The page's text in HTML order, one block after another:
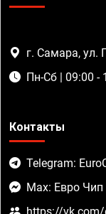
г. Самара, ул.
Пн-Сб | 09:00 -
Контакты
Telegram:
Max: Евро
https://vk.com/